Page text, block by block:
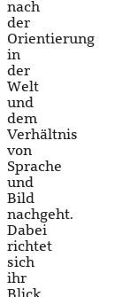
nach
der
Orientierung
in
der
Welt
und
dem
Verhältnis
von
Sprache
und
Bild
nachgeht.
Dabei
richtet
sich
ihr